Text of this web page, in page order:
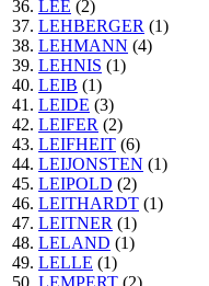
36. LEE (2)
37. LEHBERGER (1)
38. LEHMANN (4)
39. LEHNIS (1)
40. LEIB (1)
41. LEIDE (3)
42. LEIFER (2)
43. LEIFHEIT (6)
44. LEIJONSTEN (1)
45. LEIPOLD (2)
46. LEITHARDT (1)
47. LEITNER (1)
48. LELAND (1)
49. LELLE (1)